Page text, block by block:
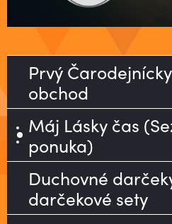
Prvý Čarodejnícky
obchod
Máj Lásky čas
ponuka)
Duchovné
darčekové sety